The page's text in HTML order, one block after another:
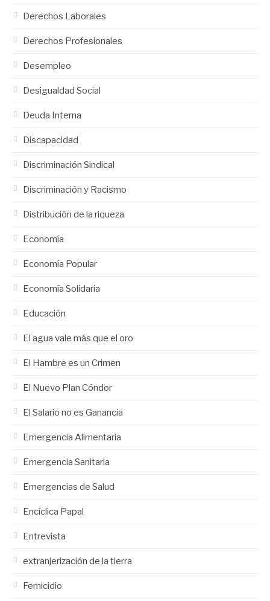
Derechos Laborales
Derechos Profesionales
Desempleo
Desigualdad Social
Deuda Interna
Discapacidad
Discriminación Sindical
Discriminación y Racismo
Distribución de la riqueza
Economía
Economía Popular
Economía Solidaria
Educación
El agua vale más que el oro
El Hambre es un Crimen
El Nuevo Plan Cóndor
El Salario no es Ganancia
Emergencia Alimentaria
Emergencia Sanitaria
Emergencias de Salud
Encíclica Papal
Entrevista
extranjerización de la tierra
Femicidio